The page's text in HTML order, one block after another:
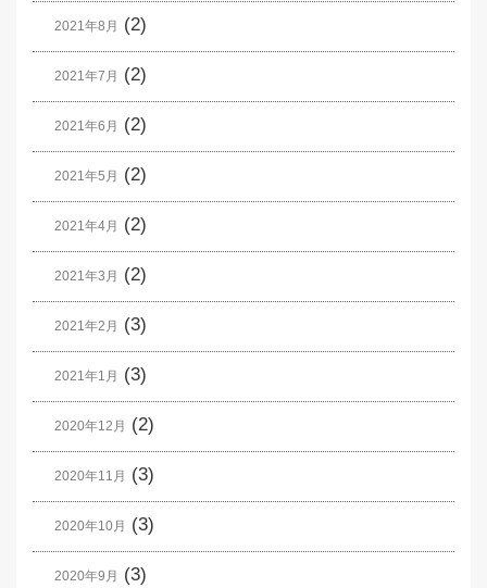
2021年8月 (2)
2021年7月 (2)
2021年6月 (2)
2021年5月 (2)
2021年4月 (2)
2021年3月 (2)
2021年2月 (3)
2021年1月 (3)
2020年12月 (2)
2020年11月 (3)
2020年10月 (3)
2020年9月 (3)